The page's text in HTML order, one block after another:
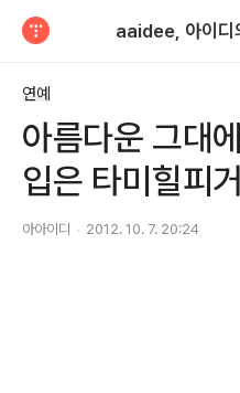
연예
아름다운 그대
입은 타미힐피
아아이디 2012. 10. 7. 20:24